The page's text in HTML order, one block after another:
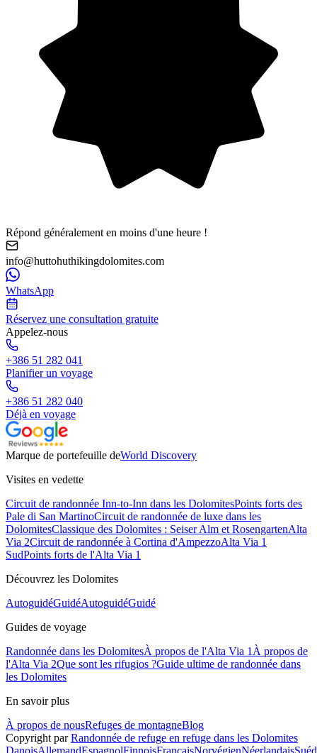
Répond généralement en moins d'une heure !
info@huttohuthikingdolomites.com
WhatsApp
Réservez une consultation gratuite
Appelez-nous
+386 51 282 041
Planifier un voyage
+386 51 282 040
Déjà en voyage
Marque de portefeuille deWorld Discovery
Visites en vedette
Circuit de randonnée Inn-to-Inn dans les DolomitesPoints forts des
Pale di San MartinoCircuit de randonnée de luxe dans les
DolomitesClassique des Dolomites : Seiser Alm et RosengartenAlta
Via 2Circuit de randonnée à Cortina d'AmpezzoAlta Via 1
SudPoints forts de l'Alta Via 1
Découvrez les Dolomites
AutoguidéGuidéAutoguidéGuidé
Guides de voyage
Randonnée dans les DolomitesÀ propos de l'Alta Via 1À propos de
l'Alta Via 2Que sont les rifugios ?Guide ultime de randonnée dans
les Dolomites
En savoir plus
À propos de nousRefuges de montagneBlog
Copyright par Randonnée de refuge en refuge dans les Dolomites